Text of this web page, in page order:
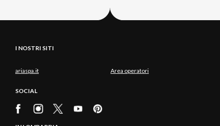
I NOSTRI SITI
ariaspa.it Area operatori
SOCIAL